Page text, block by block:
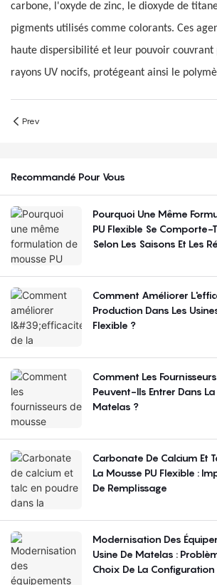
carbone, l'oxyde de zinc, le dioxyde de
pigments utilisés comme colorants. Ces
haute dispersibilité et leur pouvoir
rayons UV nocifs, protégeant ainsi le
Prev
Recommandé Pour Vous
Pourquoi Une Même
PU Flexible Se Comporte-
Selon Les Saisons Et Les
Comment Améliorer
Production Dans Les
Flexible ?
Comment Les
Peuvent-Ils Entrer Dans
Matelas ?
Carbonate De Calcium Et
La Mousse PU Flexible :
De Remplissage
Modernisation Des
Usine De Matelas :
Choix De La Configuration